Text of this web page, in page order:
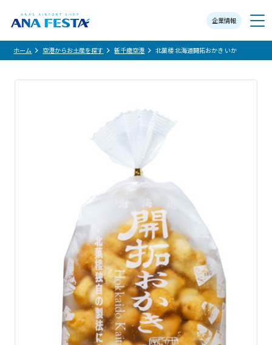
企業情報
メニュー
ホーム 空港からお土産を探す 新千歳空港 北菓楼 北海道開拓おかき いか